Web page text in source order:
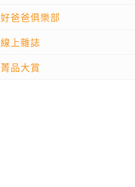
好爸爸俱樂部
線上雜誌
菁品大賞